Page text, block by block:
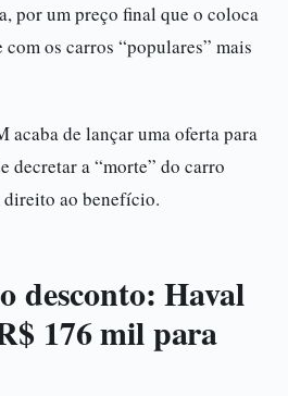
por um preço final que o coloca
os carros “populares” mais
acaba de lançar uma oferta para
decretar a “morte” do carro
direito ao benefício.
desconto: Haval
176 mil para